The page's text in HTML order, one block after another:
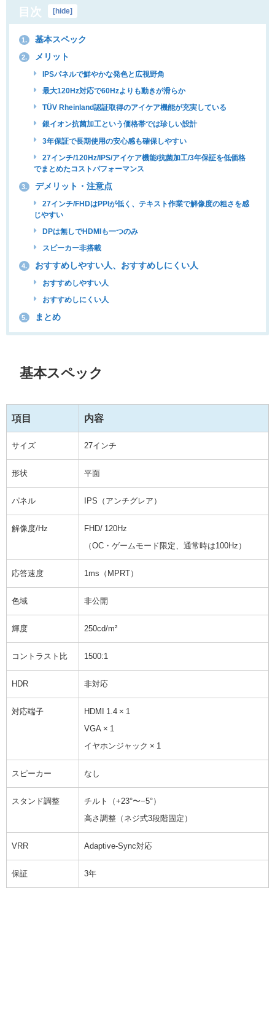
目次 [hide]
1. 基本スペック
2. メリット
IPSパネルで鮮やかな発色と広視野角
最大120Hz対応で60Hzよりも動きが滑らか
TÜV Rheinland認証取得のアイケア機能が充実している
銀イオン抗菌加工という価格帯では珍しい設計
3年保証で長期使用の安心感も確保しやすい
27インチ/120Hz/IPS/アイケア機能/抗菌加工/3年保証を低価格
でまとめたコストパフォーマンス
3. デメリット・注意点
27インチ/FHDはPPIが低く、テキスト作業で解像度の粗さを感
じやすい
DPは無しでHDMIも一つのみ
スピーカー非搭載
4. おすすめしやすい人、おすすめしにくい人
おすすめしやすい人
おすすめしにくい人
5. まとめ
基本スペック
項目 内容
サイズ 27インチ
形状 平面
パネル IPS（アンチグレア）
解像度/Hz FHD/ 120Hz
（OC・ゲームモード限定、通常時は100Hz）
応答速度 1ms（MPRT）
色域 非公開
輝度 250cd/m²
コントラスト比 1500:1
HDR 非対応
対応端子 HDMI 1.4 × 1
VGA × 1
イヤホンジャック × 1
スピーカー なし
スタンド調整 チルト（+23°〜−5°）
高さ調整（ネジ式3段階固定）
VRR Adaptive-Sync対応
保証 3年